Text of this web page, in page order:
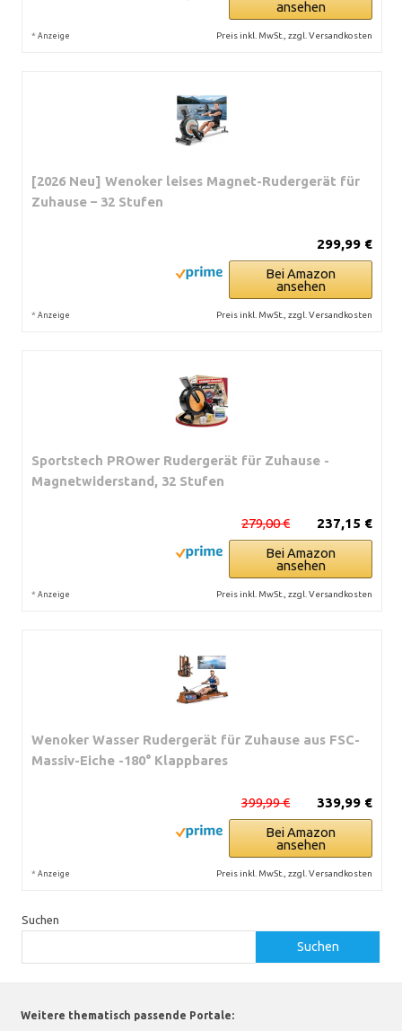
ansehen
* Anzeige Preis inkl. MwSt., zzgl. Versandkosten
[2026 Neu] Wenoker leises Magnet-Rudergerät für
Zuhause – 32 Stufen
299,99 €
Bei Amazon
ansehen
* Anzeige Preis inkl. MwSt., zzgl. Versandkosten
Sportstech PROwer Rudergerät für Zuhause -
Magnetwiderstand, 32 Stufen
237,15 €
279,00 €
Bei Amazon
ansehen
* Anzeige Preis inkl. MwSt., zzgl. Versandkosten
Wenoker Wasser Rudergerät für Zuhause aus FSC-
Massiv-Eiche -180° Klappbares
339,99 €
399,99 €
Bei Amazon
ansehen
* Anzeige Preis inkl. MwSt., zzgl. Versandkosten
Suchen
Suchen
Weitere thematisch passende Portale: